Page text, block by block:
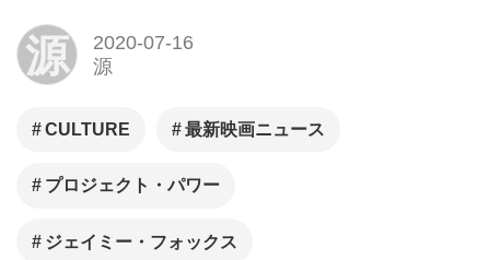
源
2020-07-16
源
CULTURE 最新映画ニュース
プロジェクト・パワー
ジェイミー・フォックス